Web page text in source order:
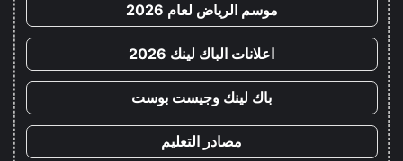
موسم الرياض لعام 2026
اعلانات الباك لينك 2026
باك لينك وجيست بوست
مصادر التعليم